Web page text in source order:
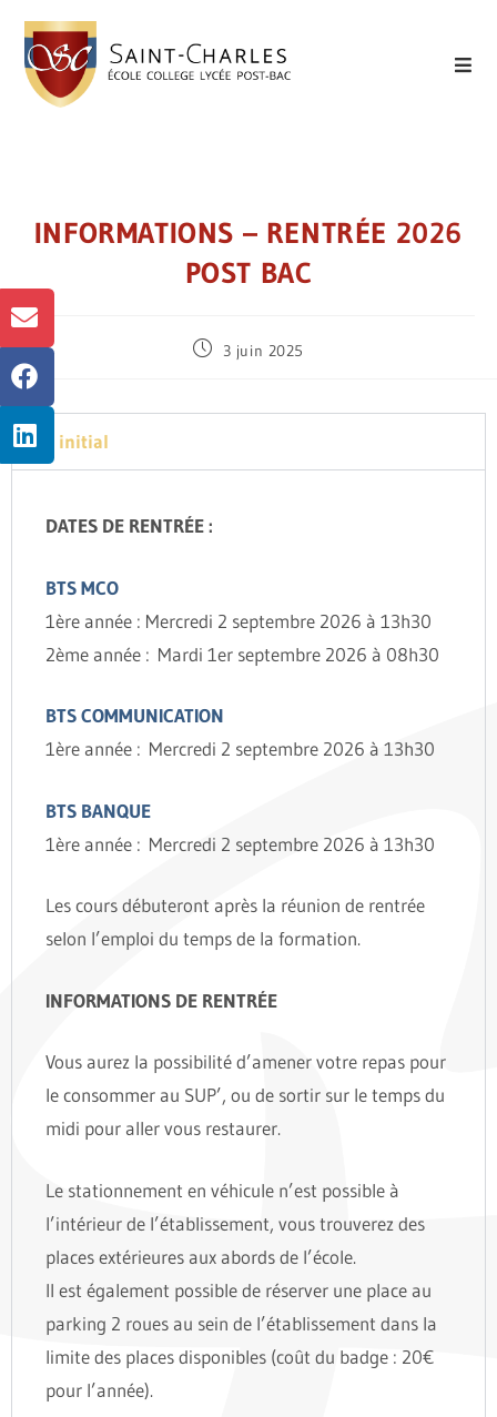
INFORMATIONS – RENTRÉE 2026
POST BAC
3 juin 2025
BTS initial
DATES DE RENTRÉE :
BTS MCO
1ère année : Mercredi 2 septembre 2026 à 13h30
2ème année : Mardi 1er septembre 2026 à 08h30
BTS COMMUNICATION
1ère année : Mercredi 2 septembre 2026 à 13h30
BTS BANQUE
1ère année : Mercredi 2 septembre 2026 à 13h30
Les cours débuteront après la réunion de rentrée
selon l’emploi du temps de la formation.
INFORMATIONS DE RENTRÉE
Vous aurez la possibilité d’amener votre repas pour
le consommer au SUP’, ou de sortir sur le temps du
midi pour aller vous restaurer.
Le stationnement en véhicule n’est possible à
l’intérieur de l’établissement, vous trouverez des
places extérieures aux abords de l’école.
Il est également possible de réserver une place au
parking 2 roues au sein de l’établissement dans la
limite des places disponibles (coût du badge : 20€
pour l’année).